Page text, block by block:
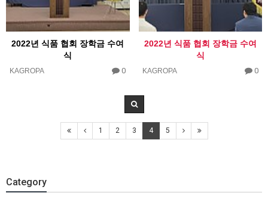
2022년 식품 협회 장학금 수여
식
KAGROPA 0
2022년 식품 협회 장학금 수여
식
KAGROPA 0
1 2 3 4 5
Category